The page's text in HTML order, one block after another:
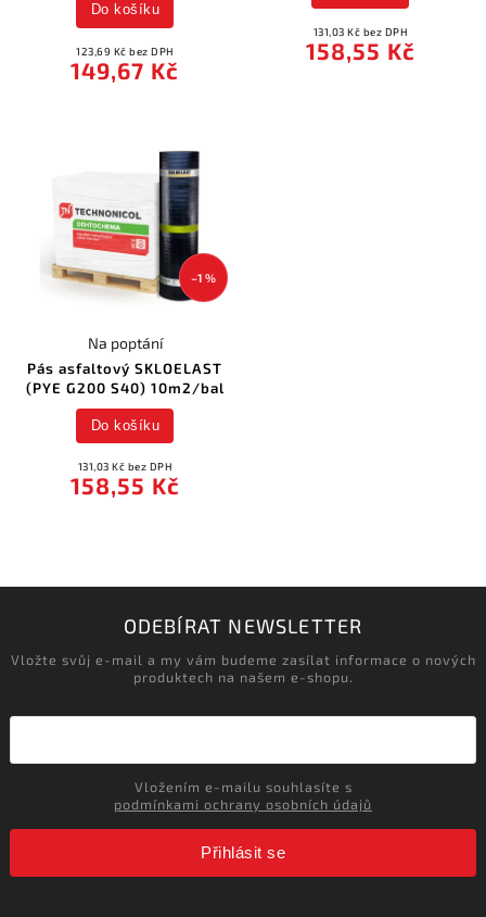
123,69 Kč bez DPH
149,67 Kč
Do košíku
131,03 Kč bez DPH
158,55 Kč
–1 %
Pás asfaltový SKLOELAST
(PYE G200 S40) 10m2/bal
Na poptání
131,03 Kč bez DPH
158,55 Kč
Do košíku
ODEBÍRAT NEWSLETTER
Vložte svůj e-mail a my vám budeme zasílat informace o nových
produktech na našem e-shopu.
podmínkami ochrany osobních údajů
Přihlásit se